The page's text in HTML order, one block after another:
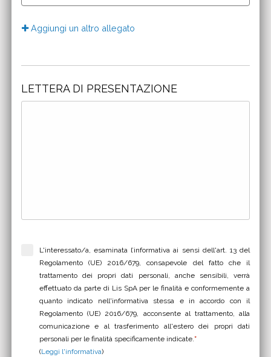
Aggiungi un altro allegato
LETTERA DI PRESENTAZIONE
L'interessato/a, esaminata l’informativa ai sensi dell'art. 13 del
Regolamento (UE) 2016/679, consapevole del fatto che il
trattamento dei propri dati personali, anche sensibili, verrà
effettuato da parte di Lis SpA per le finalità e conformemente a
quanto indicato nell'informativa stessa e in accordo con il
Regolamento (UE) 2016/679, acconsente al trattamento, alla
comunicazione e al trasferimento all'estero dei propri dati
personali per le finalità specificamente indicate. *
(Leggi l'informativa)